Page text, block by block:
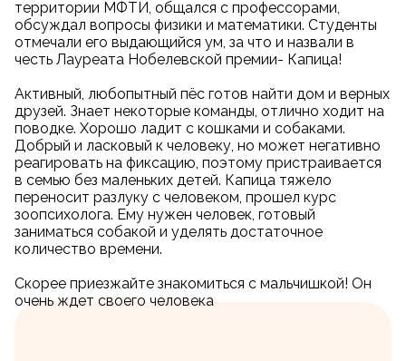
территории МФТИ, общался с профессорами,
обсуждал вопросы физики и математики. Студенты
отмечали его выдающийся ум, за что и назвали в
честь Лауреата Нобелевской премии- Капица!
Активный, любопытный пёс готов найти дом и верных
друзей. Знает некоторые команды, отлично ходит на
поводке. Хорошо ладит с кошками и собаками.
Добрый и ласковый к человеку, но может негативно
реагировать на фиксацию, поэтому пристраивается
в семью без маленьких детей. Капица тяжело
переносит разлуку с человеком, прошел курс
зоопсихолога. Ему нужен человек, готовый
заниматься собакой и уделять достаточное
количество времени.
Скорее приезжайте знакомиться с мальчишкой! Он
очень ждет своего человека